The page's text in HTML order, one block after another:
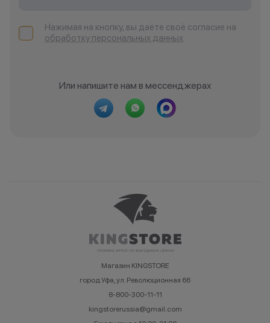
Нажимая на кнопку, вы даёте своё согласие на
обработку персональных данных
Или напишите нам в мессенджерах
Магазин KINGSTORE
город Уфа, ул. Революционная 66
8-800-300-11-11
kingstorerussia@gmail.com